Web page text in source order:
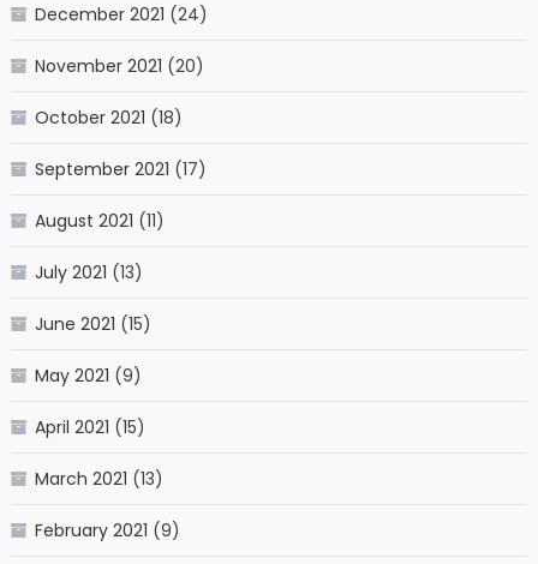
December 2021 (24)
November 2021 (20)
October 2021 (18)
September 2021 (17)
August 2021 (11)
July 2021 (13)
June 2021 (15)
May 2021 (9)
April 2021 (15)
March 2021 (13)
February 2021 (9)